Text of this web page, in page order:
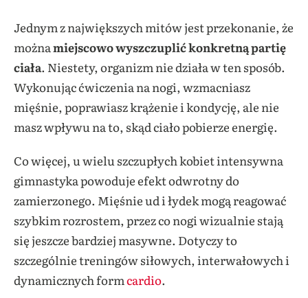
Jednym z największych mitów jest przekonanie, że
możnamiejscowo wyszczuplić konkretną partię
ciała. Niestety, organizm nie działa w ten sposób.
Wykonując ćwiczenia na nogi, wzmacniasz
mięśnie, poprawiasz krążenie i kondycję, ale nie
masz wpływu na to, skąd ciało pobierze energię.
Co więcej, u wielu szczupłych kobiet intensywna
gimnastyka powoduje efekt odwrotny do
zamierzonego. Mięśnie ud i łydek mogą reagować
szybkim rozrostem, przez co nogi wizualnie stają
się jeszcze bardziej masywne. Dotyczy to
szczególnie treningów siłowych, interwałowych i
dynamicznych formcardio.